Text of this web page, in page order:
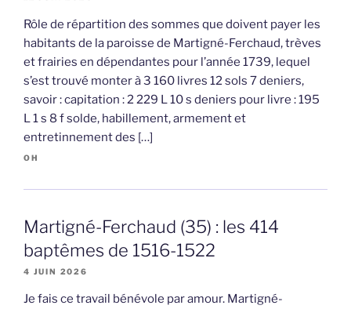
Rôle de répartition des sommes que doivent payer les
habitants de la paroisse de Martigné-Ferchaud, trèves
et frairies en dépendantes pour l’année 1739, lequel
s’est trouvé monter à 3 160 livres 12 sols 7 deniers,
savoir : capitation : 2 229 L 10 s deniers pour livre : 195
L 1 s 8 f solde, habillement, armement et
entretinnement des […]
OH
Martigné-Ferchaud (35) : les 414
baptêmes de 1516-1522
4 JUIN 2026
Je fais ce travail bénévole par amour. Martigné-